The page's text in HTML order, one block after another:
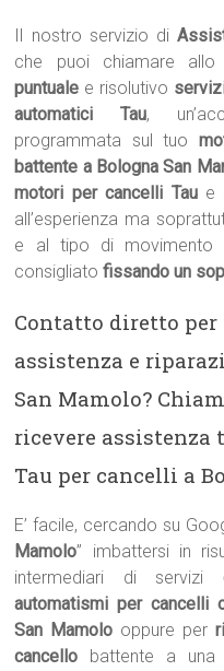
Il nostro servizio di
che puoi chiamare allo
puntuale e risolutivo
automatici Tau,
programmata sul tuo
battente a Bologna San
motori per cancelli Taue
all’esperienza ma
e al tipo di movimento
consigliatofissando un
Contatto diretto
assistenza e
San Mamolo?
ricevere
Tau per cancelli a
E’ facile, cercando su
Mamolo” imbattersi in
intermediari di servizi
automatismi per cancelli
San Mamolo oppure per
cancello battente a